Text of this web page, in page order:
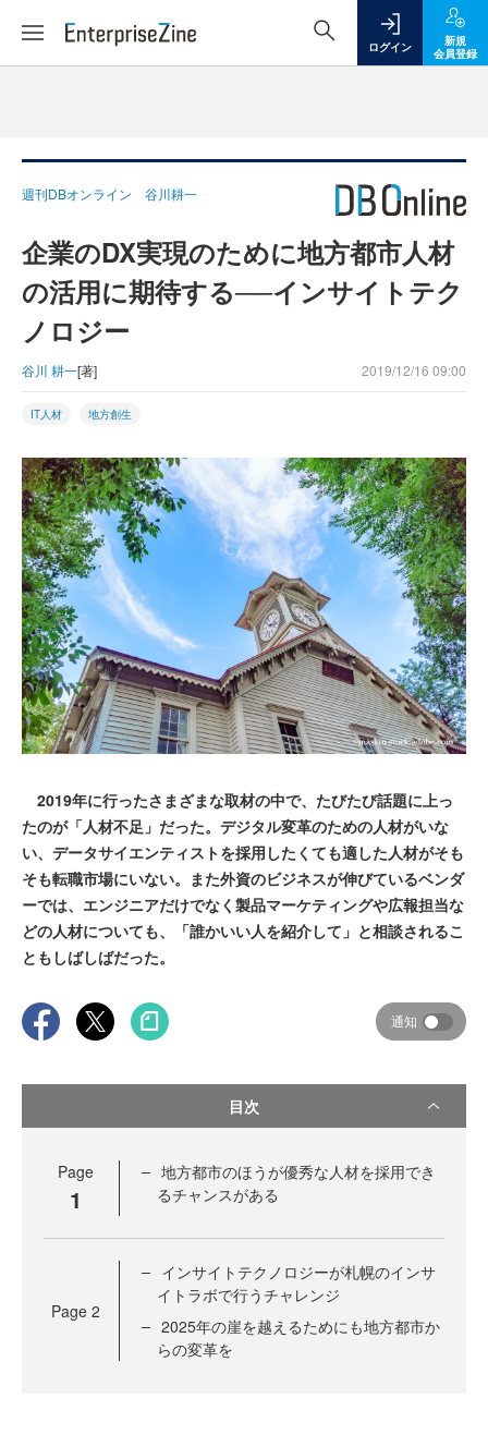
ログイン
新規
会員登録
週刊DBオンライン 谷川耕一
企業のDX実現のために地方都市人材
の活用に期待する──インサイトテク
ノロジー
谷川 耕一[著] 2019/12/16 09:00
IT人材 地方創生
2019年に行ったさまざまな取材の中で、たびたび話題に上っ
たのが「人材不足」だった。デジタル変革のための人材がいな
い、データサイエンティストを採用したくても適した人材がそも
そも転職市場にいない。また外資のビジネスが伸びているベンダ
ーでは、エンジニアだけでなく製品マーケティングや広報担当な
どの人材についても、「誰かいい人を紹介して」と相談されるこ
ともしばしばだった。
通知
目次
Page
1
地方都市のほうが優秀な人材を採用でき
るチャンスがある
Page 2
インサイトテクノロジーが札幌のインサ
イトラボで行うチャレンジ
2025年の崖を越えるためにも地方都市か
らの変革を